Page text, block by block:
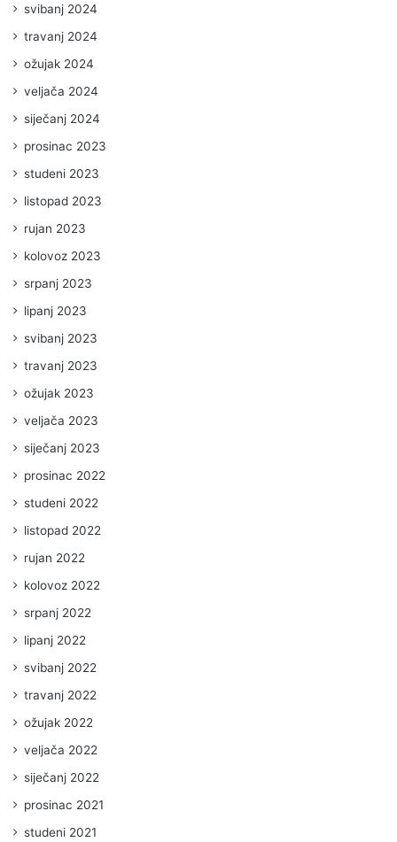
svibanj 2024
travanj 2024
ožujak 2024
veljača 2024
siječanj 2024
prosinac 2023
studeni 2023
listopad 2023
rujan 2023
kolovoz 2023
srpanj 2023
lipanj 2023
svibanj 2023
travanj 2023
ožujak 2023
veljača 2023
siječanj 2023
prosinac 2022
studeni 2022
listopad 2022
rujan 2022
kolovoz 2022
srpanj 2022
lipanj 2022
svibanj 2022
travanj 2022
ožujak 2022
veljača 2022
siječanj 2022
prosinac 2021
studeni 2021